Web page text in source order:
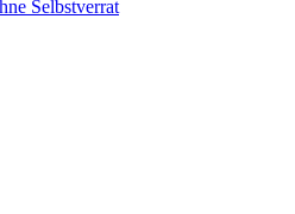
Selbstverrat